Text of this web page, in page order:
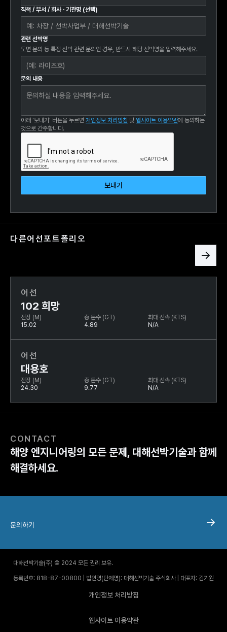
직책 / 부서 / 회사 · 기관명 (선택)
관련 선박명
도면 문의 등 특정 선박 관련 문의인 경우, 반드시 해당 선박명을 입력해주세요.
문의 내용
아래 ‘보내기' 버튼을 누르면 개인정보 처리방침 및 웹사이트 이용약관에 동의하는
것으로 간주합니다.
다른어선포트폴리오
어선
102 희망
전장 (M)
15.02
총 톤수 (GT)
4.89
최대 선속 (KTS)
N/A
어선
대용호
전장 (M)
24.30
총 톤수 (GT)
9.77
최대 선속 (KTS)
N/A
CONTACT
해양 엔지니어링의 모든 문제, 대해선박기술과 함께
해결하세요.
문의하기
대해선박기술(주) © 2024 모든 권리 보유.
등록번호: 818-87-00800 | 법인명(단체명): 대해선박기술 주식회사 | 대표자: 김기원
개인정보 처리방침
웹사이트 이용약관